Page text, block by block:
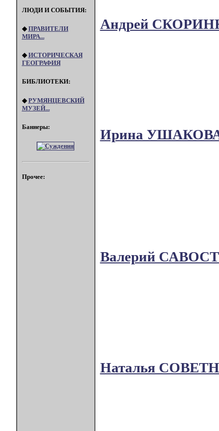
ЛЮДИ И СОБЫТИЯ:
◆ПРАВИТЕЛИ
МИРА...
◆ИСТОРИЧЕСКАЯ
ГЕОГРАФИЯ
БИБЛИОТЕКИ:
◆РУМЯНЦЕВСКИЙ
МУЗЕЙ...
Баннеры:
Прочее:
Андрей
Ирина
Валерий
Наталья